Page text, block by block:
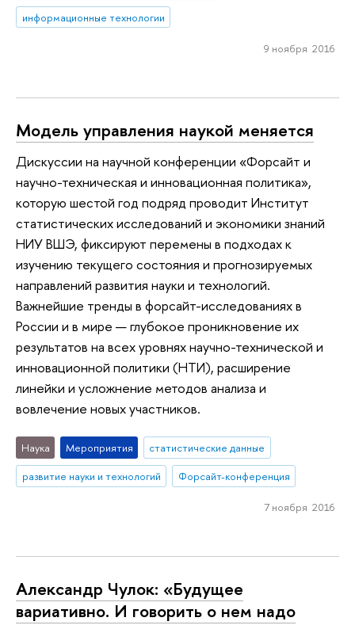
информационные технологии
9 ноября 2016
Модель управления наукой меняется
Дискуссии на научной конференции «Форсайт и
научно-техническая и инновационная политика»,
которую шестой год подряд проводит Институт
статистических исследований и экономики знаний
НИУ ВШЭ, фиксируют перемены в подходах к
изучению текущего состояния и прогнозируемых
направлений развития науки и технологий.
Важнейшие тренды в форсайт-исследованиях в
России и в мире — глубокое проникновение их
результатов на всех уровнях научно-технической и
инновационной политики (НТИ), расширение
линейки и усложнение методов анализа и
вовлечение новых участников.
Наука Мероприятия
статистические данные
развитие науки и технологий
Форсайт-конференция
7 ноября 2016
Александр Чулок: «Будущее
вариативно. И говорить о нем надо